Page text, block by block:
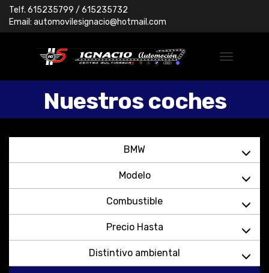
Telf. 615235799 / 615235732
Email: automovilesignacio@hotmail.com
Nuestros coches
BMW
Modelo
Combustible
Precio Hasta
Distintivo ambiental